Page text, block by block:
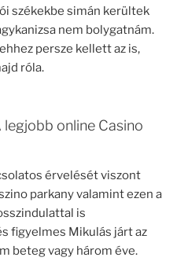
székekbe simán kerültek
nem bolygatnám.
persze kellett az is,
róla.
legjobb online Casino
érvelését viszont
parkany valamint ezen a
is
figyelmes Mikulás járt az
beteg vagy három éve.